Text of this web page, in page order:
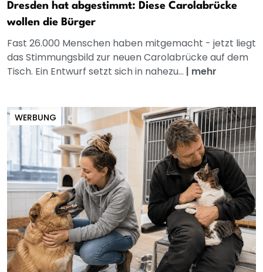
Dresden hat abgestimmt: Diese Carolabrücke
wollen die Bürger
Fast 26.000 Menschen haben mitgemacht - jetzt liegt
das Stimmungsbild zur neuen Carolabrücke auf dem
Tisch. Ein Entwurf setzt sich in nahezu... | mehr
WERBUNG